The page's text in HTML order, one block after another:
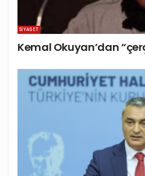
SIYASET
Kemal Okuyan’dan